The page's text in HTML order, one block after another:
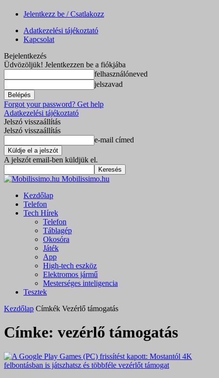
Jelentkezz be / Csatlakozz
Adatkezelési tájékoztató
Kapcsolat
Bejelentkezés
Üdvözöljük! Jelentkezzen be a fiókjába
felhasználóneved
jelszavad
Forgot your password? Get help
Adatkezelési tájékoztató
Jelszó visszaállítás
Jelszó visszaállítás
e-mail címed
A jelszót email-ben küldjük el.
Mobilissimo.hu
Kezdőlap
Telefon
Tech Hírek
Telefon
Táblagép
Okosóra
Játék
App
High-tech eszköz
Elektromos jármű
Mesterséges inteligencia
Tesztek
Kezdőlap Címkék Vezérlő támogatás
Címke: vezérlő támogatás